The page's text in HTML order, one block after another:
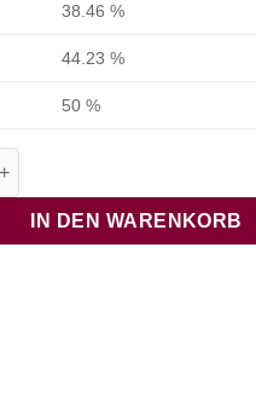
38.46 %
44.23 %
50 %
am Hute Menge
IN DEN WARENKORB